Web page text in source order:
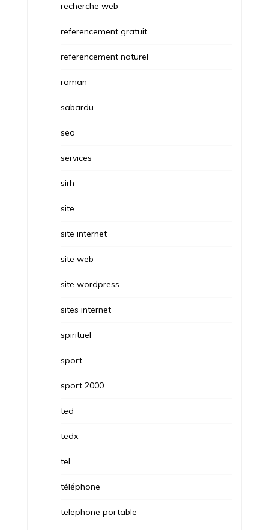
recherche web
referencement gratuit
referencement naturel
roman
sabardu
seo
services
sirh
site
site internet
site web
site wordpress
sites internet
spirituel
sport
sport 2000
ted
tedx
tel
téléphone
telephone portable